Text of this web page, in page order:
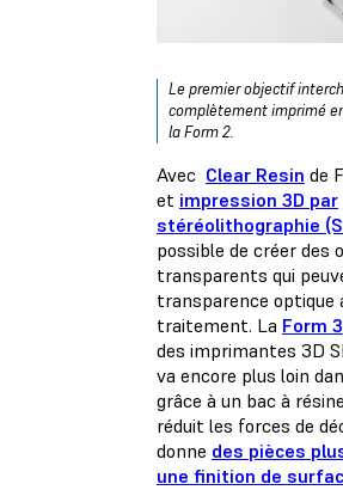
Le premier objectif
complètement imprimé
la Form 2.
Avec Clear Resin de
et impression 3D par
stéréolithographie
possible de créer des
transparents qui
transparence optique
traitement. La Form 3
des imprimantes 3D
va encore plus loin
grâce à un bac à
réduit les forces de
donne des pièces
une finition de